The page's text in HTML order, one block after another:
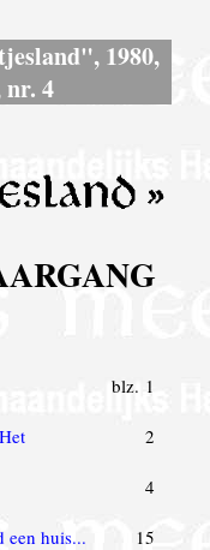
1980,
nr. 4
blz. 1
2
4
een huis...
15